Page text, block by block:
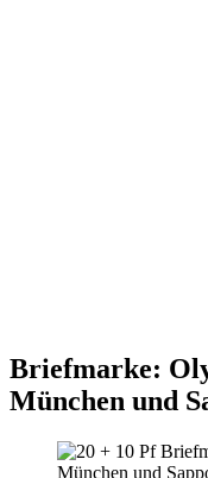
Briefmarke:
München und